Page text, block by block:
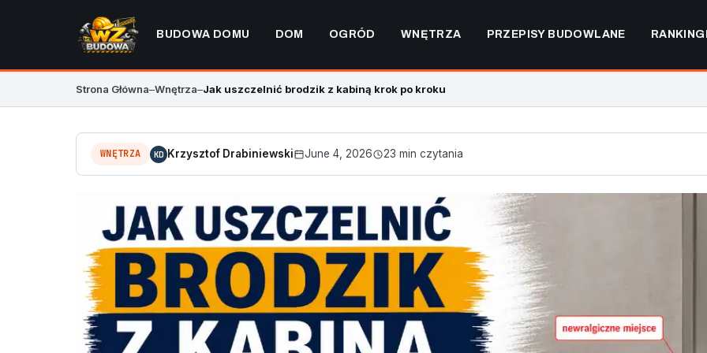
BUDOWA DOMU DOM OGRÓD WNĘTRZA PRZEPISY BUDOWLANE
Strona Główna–Wnętrza–Jak uszczelnić brodzik z kabiną krok po kroku
WNĘTRZA KD Krzysztof Drabiniewski June 4, 2026 23 min czytania